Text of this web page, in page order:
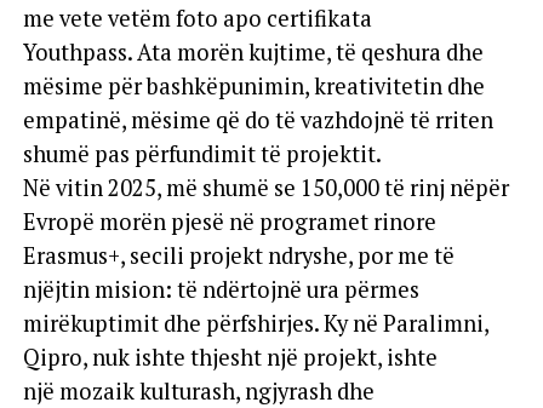
me vete vetëm foto apo certifikata
Youthpass. Ata morën kujtime, të qeshura dhe
mësime për bashkëpunimin, kreativitetin dhe
empatinë, mësime që do të vazhdojnë të rriten
shumë pas përfundimit të projektit.
Në vitin 2025, më shumë se 150,000 të rinj nëpër
Evropë morën pjesë në programet rinore
Erasmus+, secili projekt ndryshe, por me të
njëjtin mision: të ndërtojnë ura përmes
mirëkuptimit dhe përfshirjes. Ky në Paralimni,
Qipro, nuk ishte thjesht një projekt, ishte
një mozaik kulturash, ngjyrash dhe